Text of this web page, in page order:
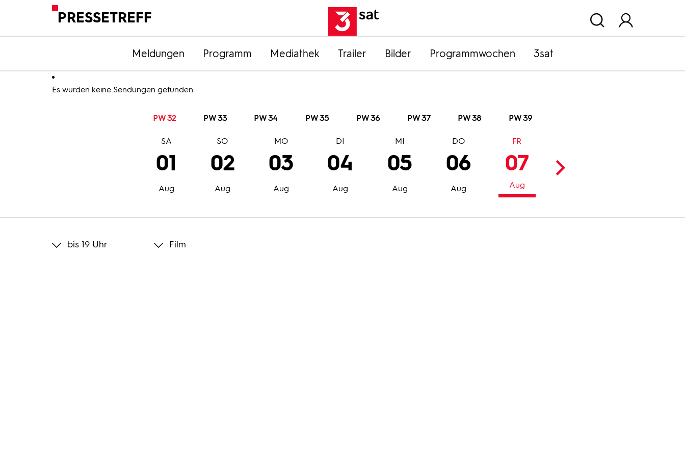
PRESSETREFF
Meldungen Programm Mediathek Trailer Bilder Programmwochen 3sat
Es wurden keine Sendungen gefunden
PW 32 PW 33 PW 34 PW 35 PW 36 PW 37 PW 38 PW 39
01
Aug
SA
02
Aug
SO
03
Aug
MO
04
Aug
DI
05
Aug
MI
06
Aug
DO
07
Aug
FR
08
bis 19 Uhr Film